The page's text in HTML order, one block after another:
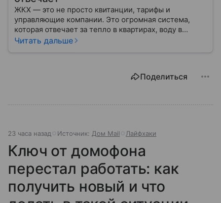
ЖКХ — это не просто квитанции, тарифы и
управляющие компании. Это огромная система,
которая отвечает за тепло в квартирах, воду в
кране, освещение улиц и чистоту во дворах.
Читать дальше
Поделиться
23 часа назад Источник: Дом Mail Лайфхаки
Ключ от домофона
перестал работать: как
получить новый и что